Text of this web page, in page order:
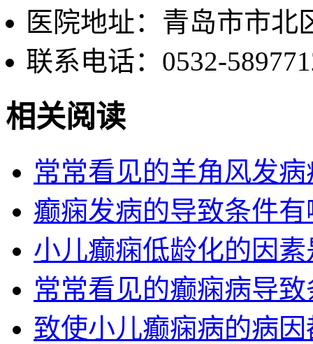
医院地址：青岛市市北
联系电话：0532-
相关阅读
常常看见的羊角风发
癫痫发病的导致条件有
小儿癫痫低龄化的因
常常看见的癫痫病导
致使小儿癫痫病的病